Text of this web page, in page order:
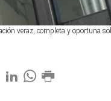
veraz, completa y oportuna